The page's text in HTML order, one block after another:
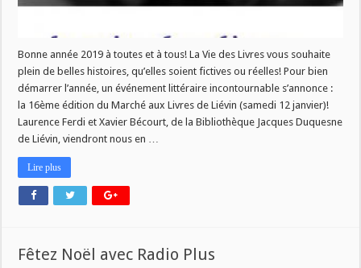
Bonne année 2019 à toutes et à tous! La Vie des Livres vous souhaite
plein de belles histoires, qu’elles soient fictives ou réelles! Pour bien
démarrer l’année, un événement littéraire incontournable s’annonce :
la 16ème édition du Marché aux Livres de Liévin (samedi 12 janvier)!
Laurence Ferdi et Xavier Bécourt, de la Bibliothèque Jacques Duquesne
de Liévin, viendront nous en …
Lire plus
Fêtez Noël avec Radio Plus